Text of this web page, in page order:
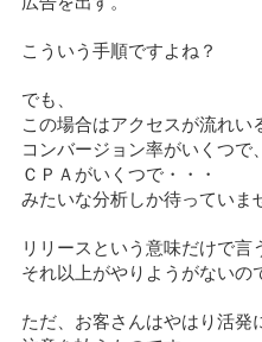
こういう手順ですよね？
でも、
この場合はアクセスが流れい
コンバージョン率がいくつで、
ＣＰＡがいくつで・・・
みたいな分析しか待っていま
リリースという意味だけで言
それ以上がやりようがないの
ただ、お客さんはやはり活発